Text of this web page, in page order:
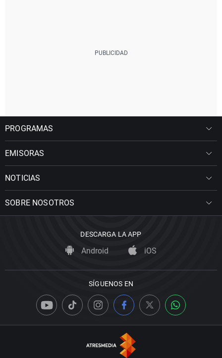
PROGRAMAS
EMISORAS
NOTICIAS
SOBRE NOSOTROS
DESCARGA LA APP
Android iOS
SÍGUENOS EN